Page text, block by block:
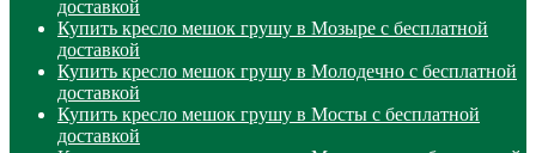
доставкой
Купить кресло мешок грушу в Мозыре с бесплатной
доставкой
Купить кресло мешок грушу в Молодечно с бесплатной
доставкой
Купить кресло мешок грушу в Мосты с бесплатной
доставкой